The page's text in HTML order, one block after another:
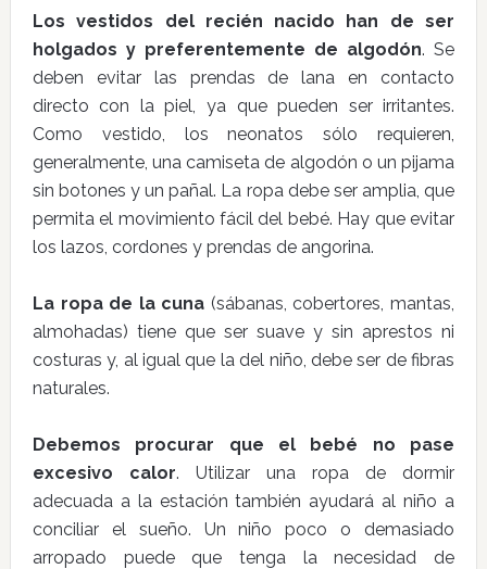
Los vestidos del recién nacido han de ser
holgados y preferentemente de algodón. Se
deben evitar las prendas de lana en contacto
directo con la piel, ya que pueden ser irritantes.
Como vestido, los neonatos sólo requieren,
generalmente, una camiseta de algodón o un pijama
sin botones y un pañal. La ropa debe ser amplia, que
permita el movimiento fácil del bebé. Hay que evitar
los lazos, cordones y prendas de angorina.
La ropa de la cuna (sábanas, cobertores, mantas,
almohadas) tiene que ser suave y sin aprestos ni
costuras y, al igual que la del niño, debe ser de fibras
naturales.
Debemos procurar que el bebé no pase
excesivo calor. Utilizar una ropa de dormir
adecuada a la estación también ayudará al niño a
conciliar el sueño. Un niño poco o demasiado
arropado puede que tenga la necesidad de